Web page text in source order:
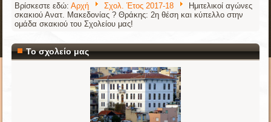
Βρίσκεστε εδώ:Αρχή Σχολ. Έτος 2017-18
Ημιτελικοί αγώνες
σκακιού Ανατ. Μακεδονίας ? Θράκης: 2η θέση και κύπελλο στην
ομάδα σκακιού του Σχολείου μας!
Το σχολείο μας